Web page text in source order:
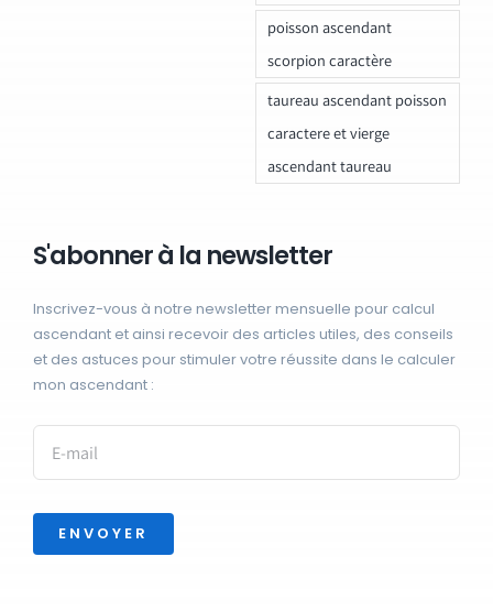
poisson ascendant
scorpion caractère
taureau ascendant poisson
caractere et vierge
ascendant taureau
S'abonner à la newsletter
Inscrivez-vous à notre newsletter mensuelle pour calcul
ascendant et ainsi recevoir des articles utiles, des conseils
et des astuces pour stimuler votre réussite dans le calculer
mon ascendant :
ENVOYER